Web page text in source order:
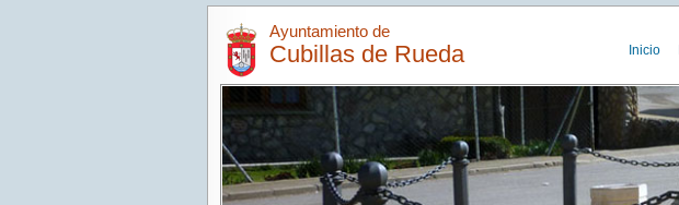
Ayuntamiento de
Cubillas de Rueda Inicio